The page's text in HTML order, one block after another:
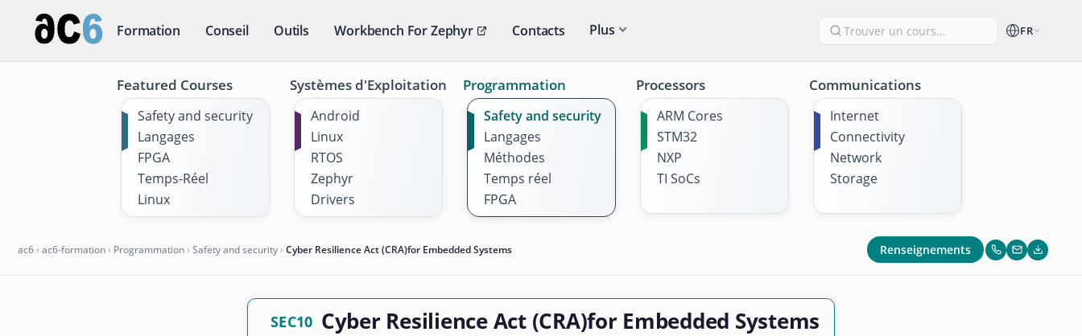
FR
Formation Conseil Outils Workbench For Zephyr Contacts Plus
Featured Courses
Safety and security
Langages
FPGA
Temps-Réel
Linux
Systèmes d'Exploitation
Android
Linux
RTOS
Zephyr
Drivers
Programmation
Safety and security
Langages
Méthodes
Temps réel
FPGA
Processors
ARM Cores
STM32
NXP
TI SoCs
Communications
Internet
Connectivity
Network
Storage
ac6› ac6-formation› Programmation› Safety and security› Cyber Resilience Act (CRA)for Embedded Systems Renseignements
SEC10 Cyber Resilience Act (CRA)for Embedded Systems